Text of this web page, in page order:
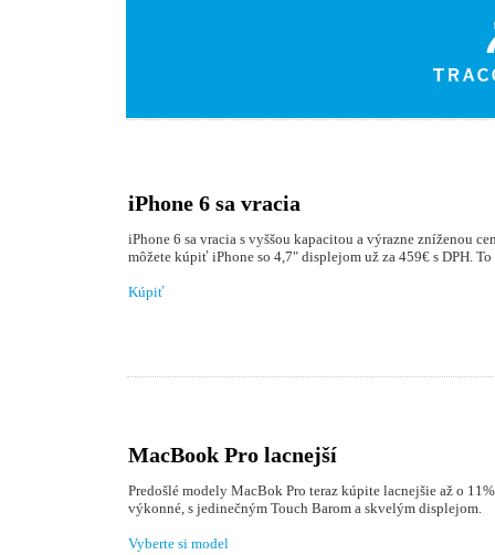
iPhone 6 sa vracia
iPhone 6 sa vracia s vyššou kapacitou a výrazne zníženou
môžete kúpiť iPhone so 4,7" displejom už za 459€ s DPH.
Kúpiť
MacBook Pro lacnejší
Predošlé modely MacBok Pro teraz kúpite lacnejšie až o
výkonné, s jedinečným Touch Barom a skvelým displejom.
Vyberte si model